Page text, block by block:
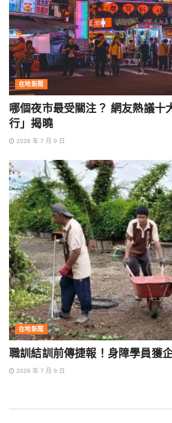
在地新聞
哪個夜市最受關注？ 網友熱議十
行」揭曉
2026 年 7 月 9 日
在地新聞
職訓結訓前傳捷報！身障學員獲
2026 年 7 月 9 日